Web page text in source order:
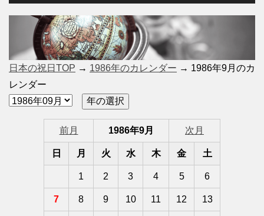
日本の祝日TOP → 1986年のカレンダー → 1986年9月のカ
レンダー
前月 1986年9月 次月
日 月 火 水 木 金 土
1 2 3 4 5 6
7 8 9 10 11 12 13